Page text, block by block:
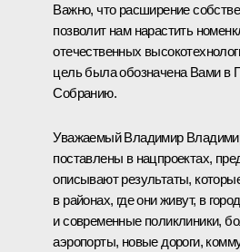
Важно, что расширение
позволит нам нарастить
отечественных
цель была обозначена Вами в
Собранию.
Уважаемый Владимир
поставлены в нацпроектах,
описывают результаты,
в районах, где они живут, в
и современные поликлиники,
аэропорты, новые дороги,